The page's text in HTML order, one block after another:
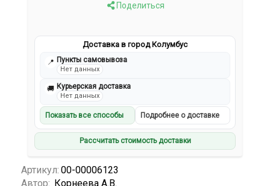
Поделиться
Доставка в город Колумбус
📍 Пункты самовывоза
Нет данных
🚚 Курьерская доставка
Нет данных
Показать все способы Подробнее о доставке
Рассчитать стоимость доставки
Артикул: 00-00006123
Автор: Корнеева А.В.